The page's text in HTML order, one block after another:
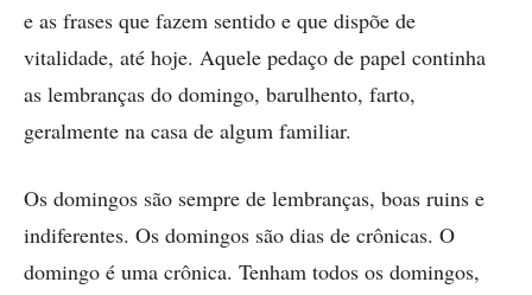
e as frases que fazem sentido e que dispõe de
vitalidade, até hoje. Aquele pedaço de papel continha
as lembranças do domingo, barulhento, farto,
geralmente na casa de algum familiar.
Os domingos são sempre de lembranças, boas ruins e
indiferentes. Os domingos são dias de crônicas. O
domingo é uma crônica. Tenham todos os domingos,